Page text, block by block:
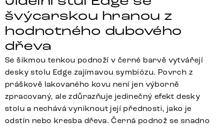
švýcarskou hranou z
hodnotného dubového
dřeva
Se šikmou tenkou podnoží v černé barvě vytvářejí
desky stolu Edge zajímavou symbiózu. Povrch z
práškově lakovaného kovu není jen výborně
zpracovaný, ale zdůrazňuje jedinečný efekt desky
stolu a nechává vyniknout její přednosti, jako je
odstín nebo kresba dřeva. Černá podnož se snadno